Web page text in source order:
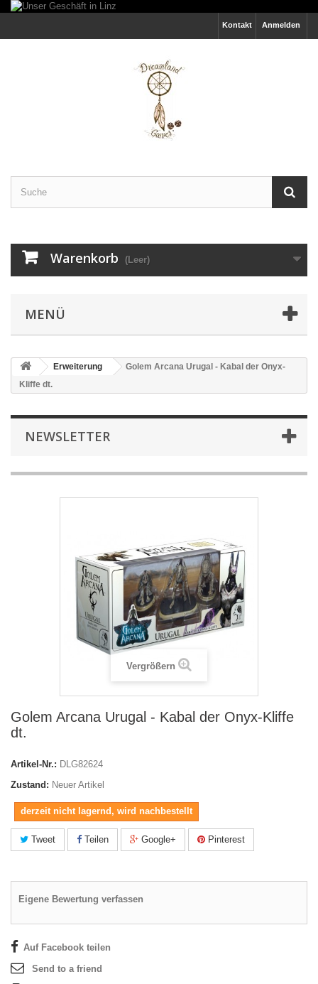
Anmelden
Kontakt
Warenkorb (Leer)
MENÜ
Erweiterung
Golem Arcana Urugal - Kabal der Onyx-
Kliffe dt.
NEWSLETTER
Vergrößern
Golem Arcana Urugal - Kabal der Onyx-Kliffe
dt.
Artikel-Nr.: DLG82624
Zustand: Neuer Artikel
derzeit nicht lagernd, wird nachbestellt
Tweet Teilen Google+ Pinterest
Eigene Bewertung verfassen
Auf Facebook teilen
Send to a friend